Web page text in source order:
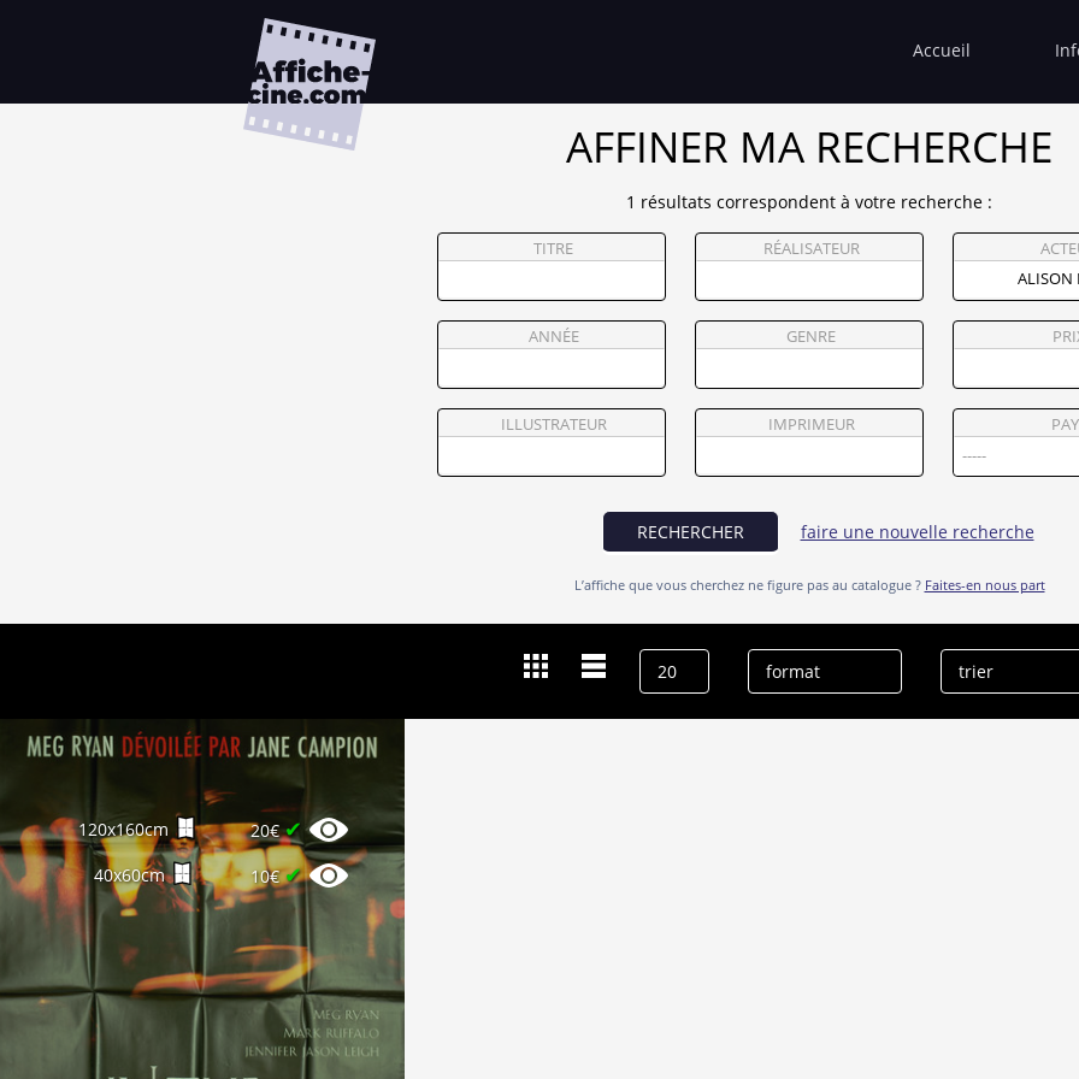
Accueil
AFFINER MA RECHERCHE
1 résultats correspondent à votre recherche :
TITRE RÉALISATEUR
ANNÉE GENRE
ILLUSTRATEUR IMPRIMEUR
RECHERCHER faire une nouvelle recherche
L’affiche que vous cherchez ne figure pas au catalogue ? Faites-en nous part
Alison Nega
effacer l’historique
120x160cm 20€✔
40x60cm 10€✔